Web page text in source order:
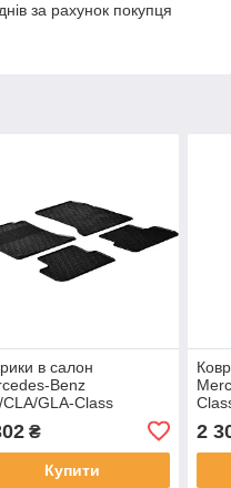
за рахунок покупця
в салон
Benz
CLA/GLA-Class
W246/C117/X117/X156
2020, GledRing, GR
₴
Купити
2